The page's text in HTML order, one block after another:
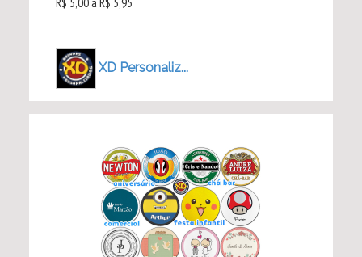
XD Personaliz...